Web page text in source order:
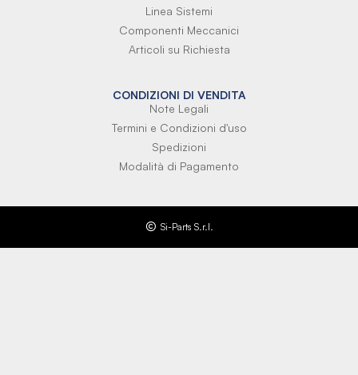
Linea Sistemi
Componenti Meccanici
Articoli su Richiesta
CONDIZIONI DI VENDITA
Note Legali
Termini e Condizioni d'uso
Spedizioni
Modalità di Pagamento
Si-Parts S.r.l.